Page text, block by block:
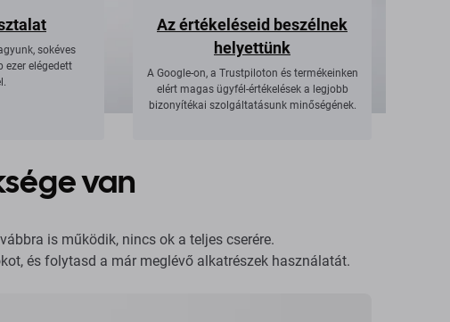
sokéves
elégedett
Az értékeléseid beszélnek
helyettünk
A Google-on, a Trustpiloton és termékeinken
elért magas ügyfél-értékelések a legjobb
bizonyítékai szolgáltatásunk minőségének.
van
is működik, nincs ok a teljes cserére.
és folytasd a már meglévő alkatrészek használatát.